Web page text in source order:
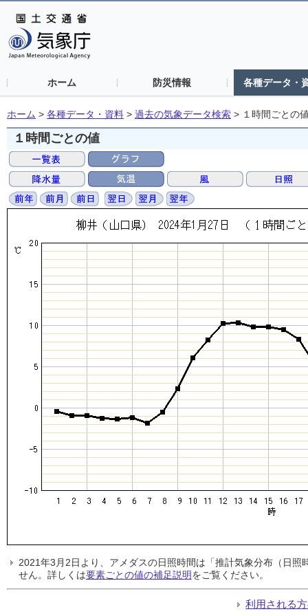
ホーム 防災情報 各種データ・
ホーム > 各種データ・資料 > 過去の気象データ検索 > １時間ごとの
１時間ごとの値
2021年3月2日より、アメダスの日照時間は「推計気象分布（日
せん。詳しくは要素ごとの値の補足説明をご覧ください。
利用される